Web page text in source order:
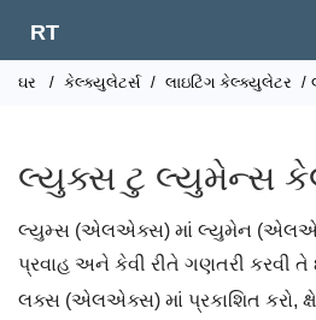
RT
ઘર / કેલ્ક્યુલેટર્સ / લાઇટિંગ કેલ્ક્યુલેટર /
લ્યુક્સ ટુ લ્યુમેન્સ
લ્યુમ્સ (એલએક્સ) માં લ્યુમેન
પ્રવાહ અને કેવી રીતે ગણતરી કરવી
લક્સ (એલએક્સ) માં પ્રકાશિત કરો,